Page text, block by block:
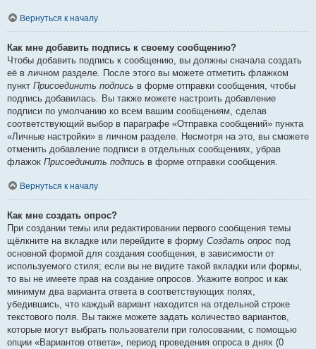
Вернуться к началу
Как мне добавить подпись к своему сообщению?
Чтобы добавить подпись к сообщению, вы должны сначала создать
её в личном разделе. После этого вы можете отметить флажком
пункт Присоединить подпись в форме отправки сообщения, чтобы
подпись добавилась. Вы также можете настроить добавление
подписи по умолчанию ко всем вашим сообщениям, сделав
соответствующий выбор в параграфе «Отправка сообщений» пункта
«Личные настройки» в личном разделе. Несмотря на это, вы сможете
отменить добавление подписи в отдельных сообщениях, убрав
флажок Присоединить подпись в форме отправки сообщения.
Вернуться к началу
Как мне создать опрос?
При создании темы или редактировании первого сообщения темы
щёлкните на вкладке или перейдите в форму Создать опрос под
основной формой для создания сообщения, в зависимости от
используемого стиля; если вы не видите такой вкладки или формы,
то вы не имеете прав на создание опросов. Укажите вопрос и как
минимум два варианта ответа в соответствующих полях,
убедившись, что каждый вариант находится на отдельной строке
текстового поля. Вы также можете задать количество вариантов,
которые могут выбрать пользователи при голосовании, с помощью
опции «Вариантов ответа», период проведения опроса в днях (0